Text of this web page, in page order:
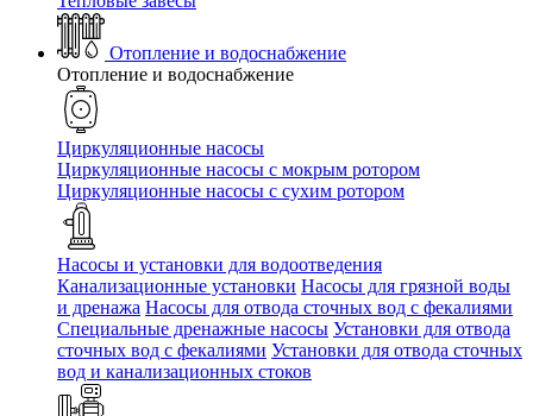
Отопление и водоснабжение
Отопление и водоснабжение
Циркуляционные насосы
Циркуляционные насосы с мокрым ротором
Циркуляционные насосы с сухим ротором
Насосы и установки для водоотведения
Канализационные установки Насосы для грязной воды
и дренажа Насосы для отвода сточных вод c фекалиями
Специальные дренажные насосы Установки для отвода
сточных вод c фекалиями Установки для отвода сточных
вод и канализационных стоков